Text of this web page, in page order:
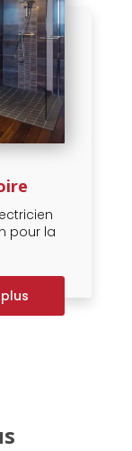
pour la